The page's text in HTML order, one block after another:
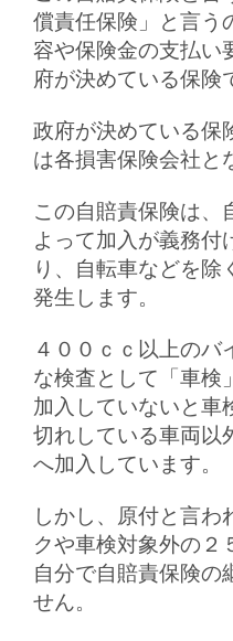
償責任保険」と言う
容や保険金の支払い
府が決めている保険
政府が決めている保
は各損害保険会社と
この自賠責保険は、
よって加入が義務付
り、自転車などを除
発生します。
４００ｃｃ以上のバ
な検査として「車検
加入していないと車
切れしている車両以
へ加入しています。
しかし、原付と言わ
クや車検対象外の２
自分で自賠責保険の
せん。